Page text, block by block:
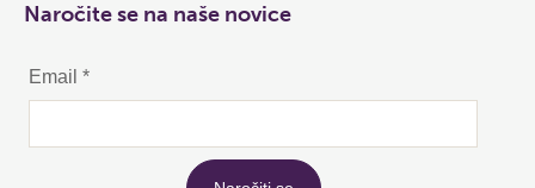
Naročite se na naše novice